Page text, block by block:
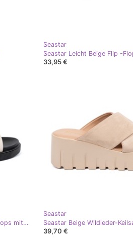
Seastar
33,95 €
Seastar Light -be -Frauen -Flip -Flops mit einer goldenen Schnalle beige
Seastar
39,70 €